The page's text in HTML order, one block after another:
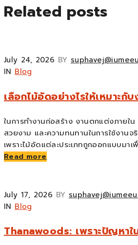
Related posts
July 24, 2026 BY
IN Blog
เลือกไม้อัดอย่างไรให้เหมาะ
ในการทำงานก่อสร้าง งานตกแต่งภาย
สวยงาม และความทนทานในการใช้งาน
เพราะไม้อัดแต่ละประเภทถูกออกแบบมา
Read more
July 17, 2026 BY
IN Blog
Thanawoods: เพราะปัญหาใ